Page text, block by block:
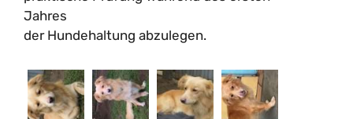
Jahres
der Hundehaltung abzulegen.